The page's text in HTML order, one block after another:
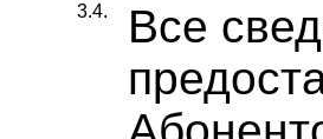
3.4.
Все